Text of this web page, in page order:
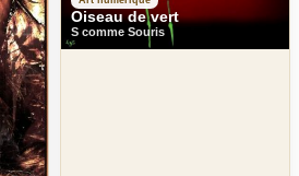
Oiseau de vert
S comme Souris